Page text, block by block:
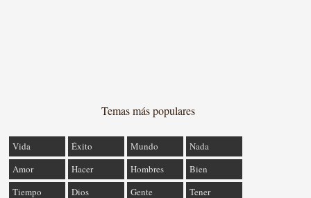
Temas más populares
Vida Éxito Mundo
Nada
Amor
Hacer Hombres
Bien
Tiempo
Dios Gente
Tener